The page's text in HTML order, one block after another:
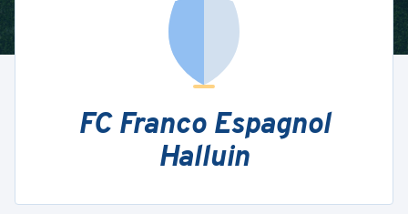
FC Franco Espagnol
Halluin